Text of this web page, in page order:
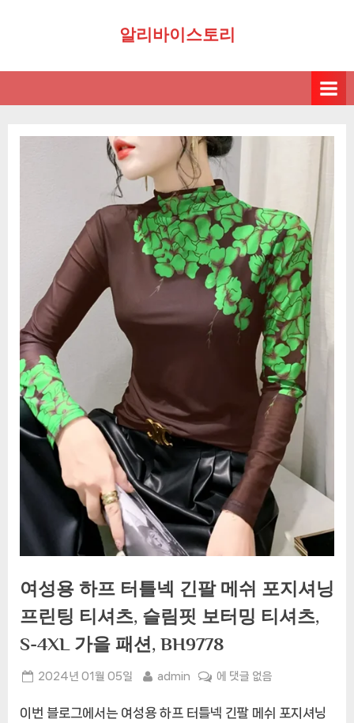
알리바이스토리
여성용 하프 터틀넥 긴팔 메쉬 포지셔닝
프린팅 티셔츠, 슬림핏 보터밍 티셔츠,
S-4XL 가을 패션, BH9778
Posted
2024년 01월 05일 By
admin
여
용
에 댓글 없음
이번 블로그에서는 여성용 하프 터틀넥 긴팔 메쉬 포지셔닝